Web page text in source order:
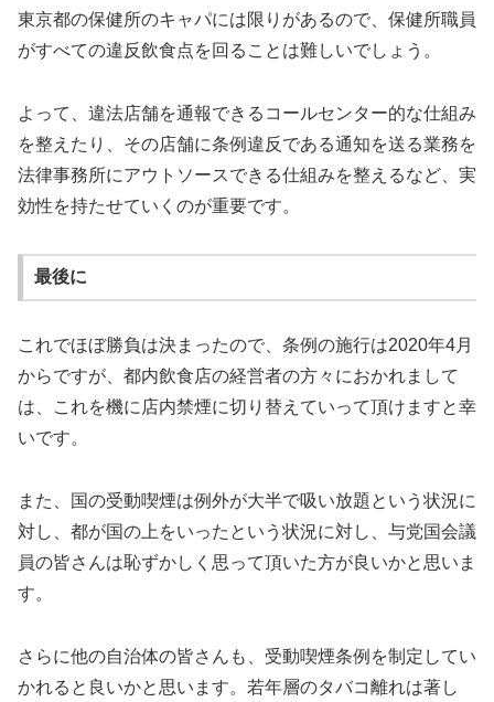
東京都の保健所のキャパには限りがあるので、保健所職員
がすべての違反飲食点を回ることは難しいでしょう。
よって、違法店舗を通報できるコールセンター的な仕組み
を整えたり、その店舗に条例違反である通知を送る業務を
法律事務所にアウトソースできる仕組みを整えるなど、実
効性を持たせていくのが重要です。
最後に
これでほぼ勝負は決まったので、条例の施行は2020年4月
からですが、都内飲食店の経営者の方々におかれまして
は、これを機に店内禁煙に切り替えていって頂けますと幸
いです。
また、国の受動喫煙は例外が大半で吸い放題という状況に
対し、都が国の上をいったという状況に対し、与党国会議
員の皆さんは恥ずかしく思って頂いた方が良いかと思いま
す。
さらに他の自治体の皆さんも、受動喫煙条例を制定してい
かれると良いかと思います。若年層のタバコ離れは著し